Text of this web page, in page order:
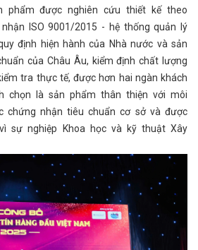
phẩm được nghiên cứu thiết kế theo
ISO 9001/2015 - hệ thống quản lý
định hiện hành của Nhà nước và sản
của Châu Âu, kiểm định chất lượng
tra thực tế, được hơn hai ngàn khách
chọn là sản phẩm thân thiện với môi
chứng nhận tiêu chuẩn cơ sở và được
sự nghiệp Khoa học và kỹ thuật Xây